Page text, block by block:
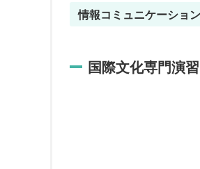
情報コミュニケーショ
国際文化専門演